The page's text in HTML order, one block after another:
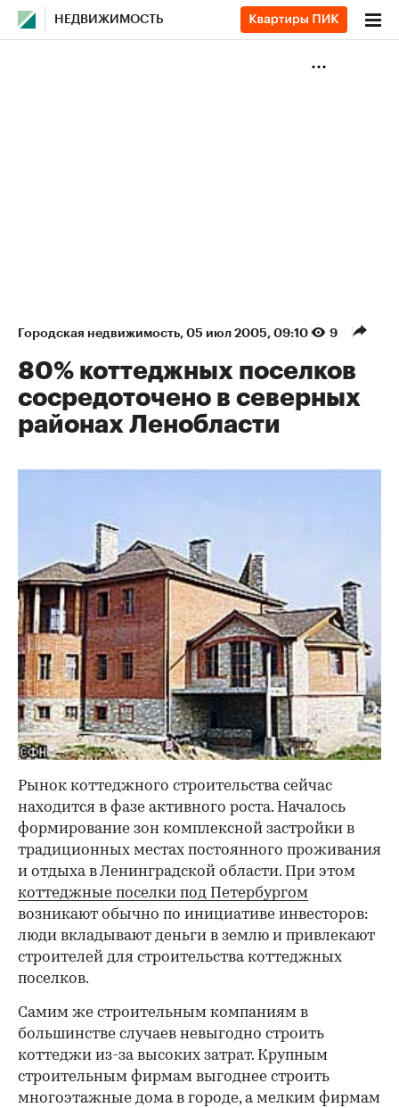
НЕДВИЖИМОСТЬ
Городская недвижимость⁠, 05 июл 2005, 09:10 9
80% коттеджных поселков
сосредоточено в северных
районах Ленобласти
Рынок коттеджного строительства сейчас
находится в фазе активного роста. Началось
формирование зон комплексной застройки в
традиционных местах постоянного проживания
и отдыха в Ленинградской области. При этом
коттеджные поселки под Петербургом
возникают обычно по инициативе инвесторов:
люди вкладывают деньги в землю и привлекают
строителей для строительства коттеджных
поселков.
Самим же строительным компаниям в
большинстве случаев невыгодно строить
коттеджи из-за высоких затрат. Крупным
строительным фирмам выгоднее строить
многоэтажные дома в городе, а мелким фирмам